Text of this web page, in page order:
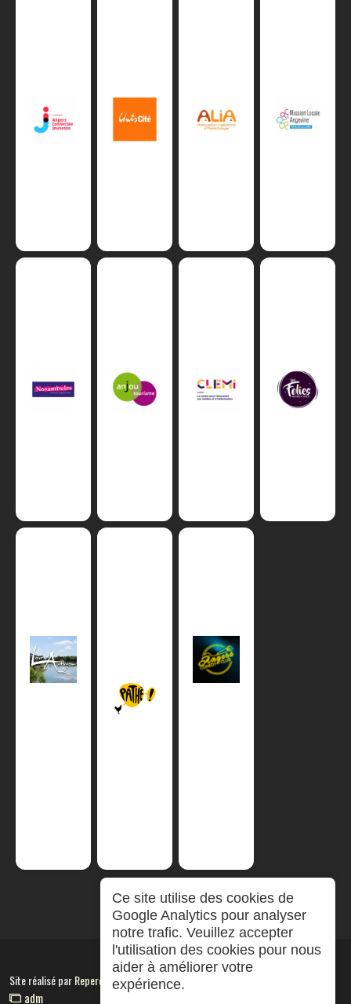
Site réalisé parRepereCom
adm
Ce site utilise des cookies de
Google Analytics pour analyser
notre trafic. Veuillez accepter
l'utilisation des cookies pour nous
aider à améliorer votre
expérience.